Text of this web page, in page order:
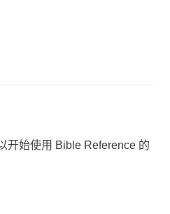
开始使用 Bible Reference 的